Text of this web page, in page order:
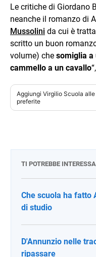
Le critiche di Giordano
neanche il romanzo di
Mussolini da cui è
scritto un buon
volume) che somiglia a
cammello a un cavallo
Aggiungi Virgilio Scuola
preferite
TI POTREBBE
Che scuola ha fatto
di studio
D'Annunzio nelle
ripassare